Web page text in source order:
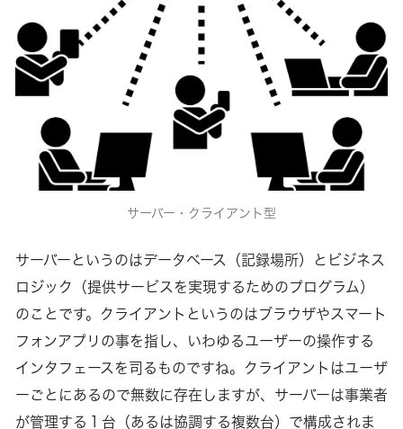
サーバー・クライアント型
サーバーというのはデータベース（記録場所）とビジネス
ロジック（提供サービスを実現するためのプログラム）
のことです。クライアントというのはブラウザやスマート
フォンアプリの事を指し、いわゆるユーザーの操作する
インタフェースを司るものですね。クライアントはユーザ
ーごとにあるので無数に存在しますが、サーバーは事業者
が管理する１台（あるは協調する複数台）で構成されま